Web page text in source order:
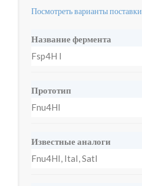
Посмотреть варианты поставки
Название фермента
Fsp4H I
Прототип
Fnu4HI
Известные аналоги
Fnu4HI, ItaI, SatI